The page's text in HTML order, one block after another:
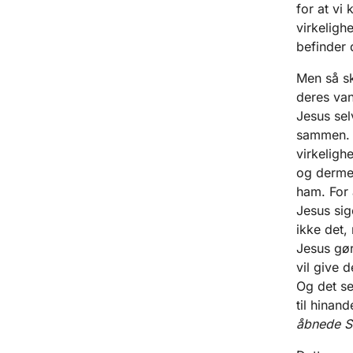
for at vi
befinder
Men så
deres
Jesus
og
ham.
Jesus
ikke det,
Jesus
vil give
Og det
til
åbnede